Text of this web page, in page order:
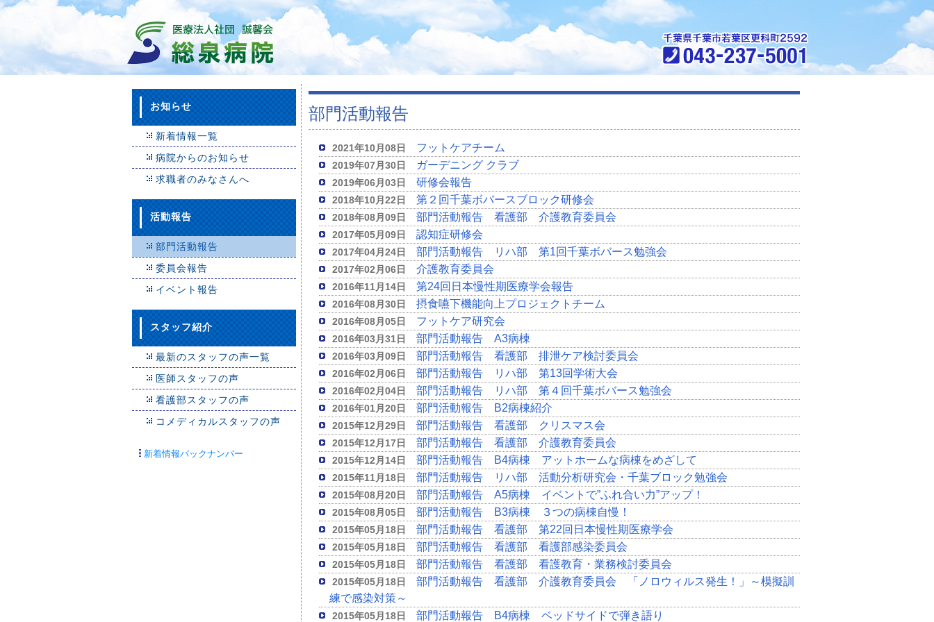
お知らせ
新着情報一覧
病院からのお知らせ
求職者のみなさんへ
活動報告
部門活動報告
委員会報告
イベント報告
スタッフ紹介
最新のスタッフの声一覧
医師スタッフの声
看護部スタッフの声
コメディカルスタッフの声
新着情報バックナンバー
部門活動報告
2021年10月08日 フットケアチーム
2019年07月30日 ガーデニング クラブ
2019年06月03日 研修会報告
2018年10月22日 第２回千葉ボバースブロック研修会
2018年08月09日 部門活動報告 看護部 介護教育委員会
2017年05月09日 認知症研修会
2017年04月24日 部門活動報告 リハ部 第1回千葉ボバース勉強会
2017年02月06日 介護教育委員会
2016年11月14日 第24回日本慢性期医療学会報告
2016年08月30日 摂食嚥下機能向上プロジェクトチーム
2016年08月05日 フットケア研究会
2016年03月31日 部門活動報告 A3病棟
2016年03月09日 部門活動報告 看護部 排泄ケア検討委員会
2016年02月06日 部門活動報告 リハ部 第13回学術大会
2016年02月04日 部門活動報告 リハ部 第４回千葉ボバース勉強会
2016年01月20日 部門活動報告 B2病棟紹介
2015年12月29日 部門活動報告 看護部 クリスマス会
2015年12月17日 部門活動報告 看護部 介護教育委員会
2015年12月14日 部門活動報告 B4病棟 アットホームな病棟をめざして
2015年11月18日 部門活動報告 リハ部 活動分析研究会・千葉ブロック勉強会
2015年08月20日 部門活動報告 A5病棟 イベントで”ふれ合い力”アップ！
2015年08月05日 部門活動報告 B3病棟 ３つの病棟自慢！
2015年05月18日 部門活動報告 看護部 第22回日本慢性期医療学会
2015年05月18日 部門活動報告 看護部 看護部感染委員会
2015年05月18日 部門活動報告 看護部 看護教育・業務検討委員会
2015年05月18日
部門活動報告 看護部 介護教育委員会 「ノロウィルス発生！」～模擬訓
練で感染対策～
2015年05月18日 部門活動報告 B4病棟 ベッドサイドで弾き語り